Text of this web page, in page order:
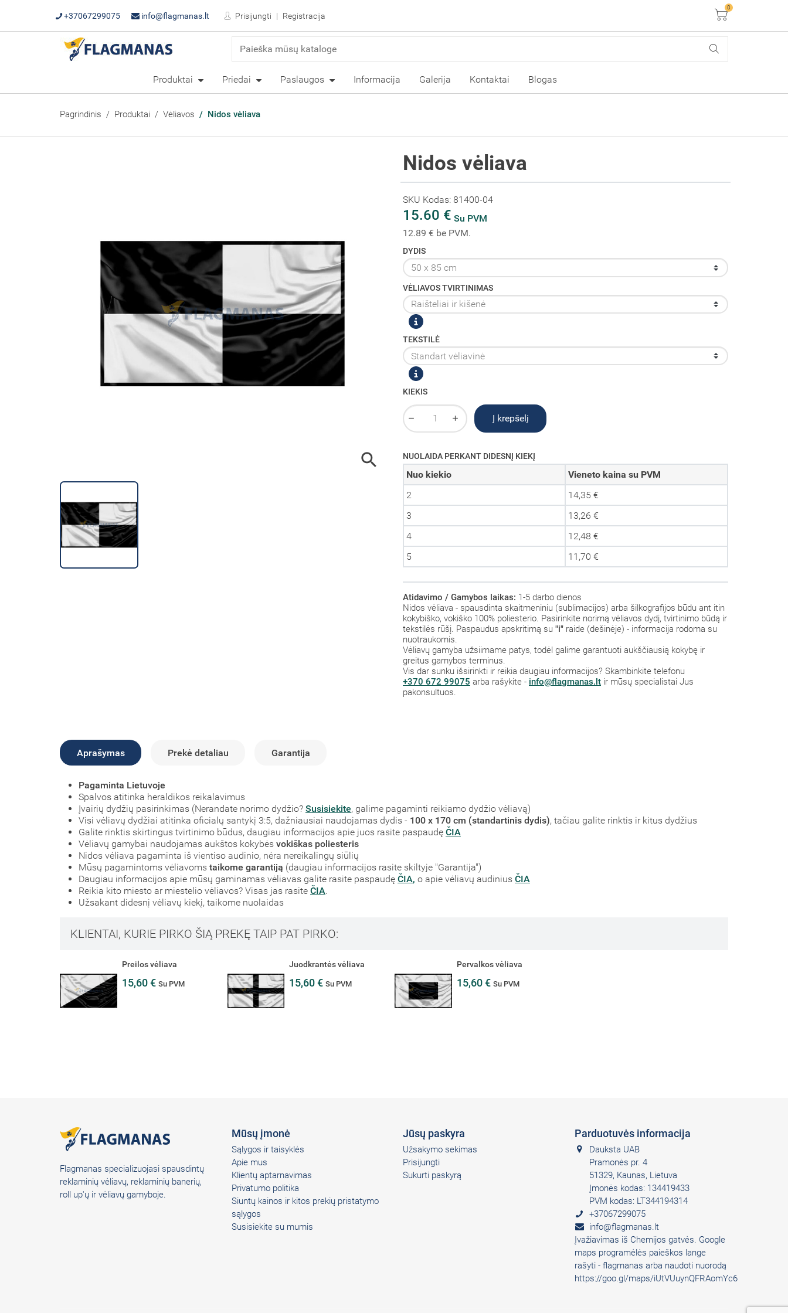
+37067299075 info@flagmanas.lt Prisijungti Registracija Krepšelis
0
Produktai Priedai Paslaugos Informacija Galerija Kontaktai Blogas
Pagrindinis Produktai Vėliavos Nidos vėliava

Nidos vėliava
SKU Kodas: 81400-04
15.60 € Su PVM
12.89 € be PVM.
DYDIS
VĖLIAVOS TVIRTINIMAS
TEKSTILĖ
KIEKIS
Į krepšelį
NUOLAIDA PERKANT DIDESNĮ KIEKĮ
Nuo kiekio
Vieneto kaina su PVM
2
14,35 €
3
13,26 €
4
12,48 €
5
11,70 €
Atidavimo / Gamybos laikas: 1-5 darbo dienos
Nidos vėliava - spausdinta skaitmeniniu (sublimacijos) arba šilkografijos būdu ant itin
kokybiško, vokiško 100% poliesterio. Pasirinkite norimą vėliavos dydį, tvirtinimo būdą ir
tekstilės rūšį. Paspaudus apskritimą su "i" raide (dešinėje) - informacija rodoma su
nuotraukomis.
Vėliavų gamyba užsiimame patys, todėl galime garantuoti aukščiausią kokybę ir
greitus gamybos terminus.
Vis dar sunku išsirinkti ir reikia daugiau informacijos? Skambinkite telefonu
+370 672 99075 arba rašykite - info@flagmanas.lt ir mūsų specialistai Jus
pakonsultuos.
Aprašymas Prekė detaliau Garantija
Pagaminta Lietuvoje
Spalvos atitinka heraldikos reikalavimus
Įvairių dydžių pasirinkimas (Nerandate norimo dydžio? Susisiekite, galime pagaminti reikiamo dydžio vėliavą)
Visi vėliavų dydžiai atitinka oficialų santykį 3:5, dažniausiai naudojamas dydis - 100 x 170 cm (standartinis dydis), tačiau galite rinktis ir kitus dydžius
Galite rinktis skirtingus tvirtinimo būdus, daugiau informacijos apie juos rasite paspaudę ČIA
Vėliavų gamybai naudojamas aukštos kokybės vokiškas poliesteris
Nidos vėliava pagaminta iš vientiso audinio, nėra nereikalingų siūlių
Mūsų pagamintoms vėliavoms taikome garantiją (daugiau informacijos rasite skiltyje "Garantija")
Daugiau informacijos apie mūsų gaminamas vėliavas galite rasite paspaudę ČIA, o apie vėliavų audinius ČIA
Reikia kito miesto ar miestelio vėliavos? Visas jas rasite ČIA.
Užsakant didesnį vėliavų kiekį, taikome nuolaidas
KLIENTAI, KURIE PIRKO ŠIĄ PREKĘ TAIP PAT PIRKO:
Preilos vėliava
15,60 € Su PVM
Juodkrantės vėliava
15,60 €Su PVM
Pervalkos vėliava
15,60 €Su PVM
Flagmanas specializuojasi spausdintų
reklaminių vėliavų, reklaminių banerių,
roll up'ų ir vėliavų gamyboje.
Mūsų įmonė
Sąlygos ir taisyklės
Apie mus
Klientų aptarnavimas
Privatumo politika
Siuntų kainos ir kitos prekių pristatymo
sąlygos
Susisiekite su mumis
Jūsų paskyra
Užsakymo sekimas
Prisijungti
Sukurti paskyrą
Parduotuvės informacija
Dauksta UAB
Pramonės pr. 4
51329, Kaunas, Lietuva
Įmonės kodas: 134419433
PVM kodas: LT344194314
+37067299075
info@flagmanas.lt
Įvažiavimas iš Chemijos gatvės. Google
maps programėlės paieškos lange
rašyti - flagmanas arba naudoti nuorodą
https://goo.gl/maps/iUtVUuynQFRAomYc6